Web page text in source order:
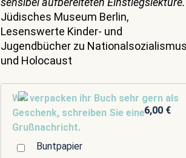
Jüdisches Museum Berlin,
Lesenswerte Kinder- und
Jugendbücher zu Nationalsozialismus
und Holocaust
Wir verpacken ihr Buch sehr gern als
Geschenk, schreiben Sie eine
Grußnachricht.
Buntpapier
6,00 €